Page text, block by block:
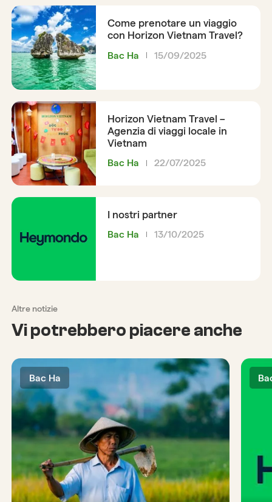
Come prenotare un viaggio
con Horizon Vietnam Travel?
Bac Ha 15/09/2025
Horizon Vietnam Travel –
Agenzia di viaggi locale in
Vietnam
Bac Ha 22/07/2025
I nostri partner
Bac Ha 13/10/2025
Altre notizie
Vi potrebbero piacere anche
Bac Ha